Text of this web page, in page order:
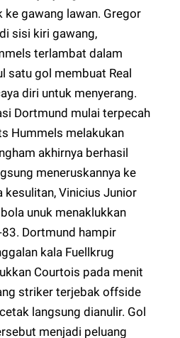
ke gawang lawan. Gregor
sisi kiri gawang,
terlambat dalam
satu gol membuat Real
diri untuk menyerang.
Dortmund mulai terpecah
Hummels melakukan
akhirnya berhasil
meneruskannya ke
kesulitan, Vinicius Junior
unuk menaklukkan
Dortmund hampir
kala Fuellkrug
Courtois pada menit
striker terjebak offside
langsung dianulir. Gol
menjadi peluang